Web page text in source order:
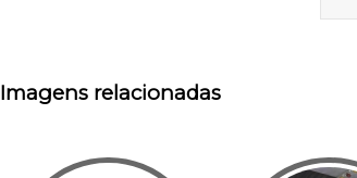
Imagens relacionadas